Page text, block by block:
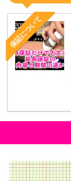
保証について